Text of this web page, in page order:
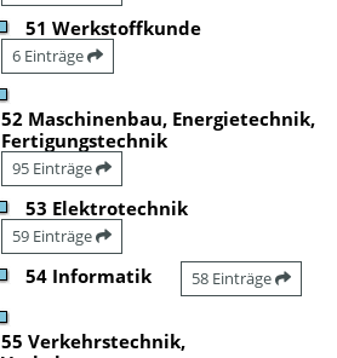
51 Werkstoffkunde
6 Einträge
52 Maschinenbau, Energietechnik,
Fertigungstechnik
95 Einträge
53 Elektrotechnik
59 Einträge
54 Informatik 58 Einträge
55 Verkehrstechnik,